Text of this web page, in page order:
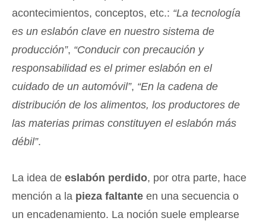
acontecimientos, conceptos, etc.: “La tecnología
es un eslabón clave en nuestro sistema de
producción”, “Conducir con precaución y
responsabilidad es el primer eslabón en el
cuidado de un automóvil”, “En la cadena de
distribución de los alimentos, los productores de
las materias primas constituyen el eslabón más
débil”.
La idea de eslabón perdido, por otra parte, hace
mención a la pieza faltante en una secuencia o
un encadenamiento. La noción suele emplearse